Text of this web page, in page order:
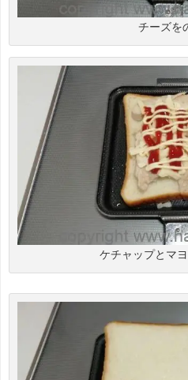
チーズを
ケチャップとマヨ